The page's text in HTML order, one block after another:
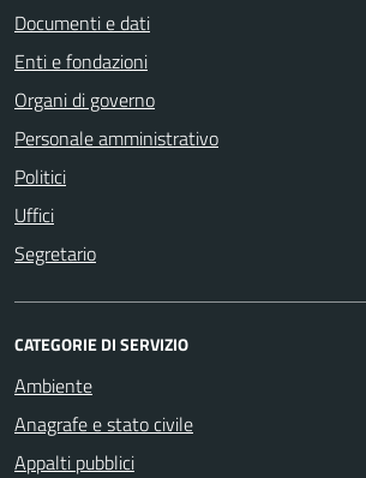
Documenti e dati
Enti e fondazioni
Organi di governo
Personale amministrativo
Politici
Uffici
Segretario
CATEGORIE DI SERVIZIO
Ambiente
Anagrafe e stato civile
Appalti pubblici